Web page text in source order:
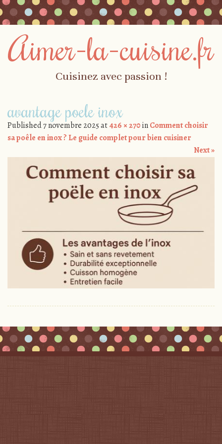
Aimer-la-cuisine.fr
Cuisinez avec passion !
Menu
avantage poele inox
Published7 novembre 2025at426 × 270inComment choisir
sa poêle en inox ? Le guide complet pour bien cuisiner
Next »